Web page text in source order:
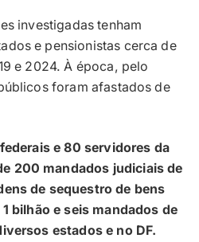
investigadas tenham
e pensionistas cerca de
e 2024. À época, pelo
foram afastados de
e 80 servidores da
200 mandados judiciais de
de sequestro de bens
bilhão e seis mandados de
estados e no DF.